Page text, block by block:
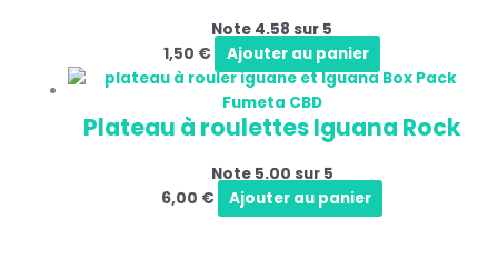
Note 4.58 sur 5
1,50 € Ajouter au panier
Plateau à roulettes Iguana Rock
Note 5.00 sur 5
6,00 € Ajouter au panier